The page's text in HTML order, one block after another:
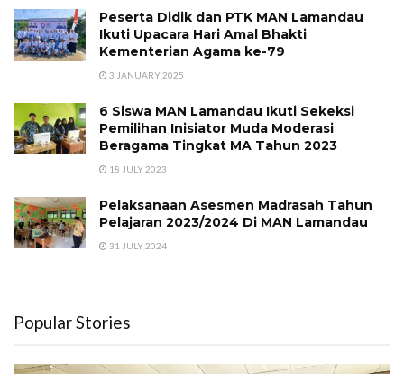
Peserta Didik dan PTK MAN Lamandau
Ikuti Upacara Hari Amal Bhakti
Kementerian Agama ke-79
3 JANUARY 2025
6 Siswa MAN Lamandau Ikuti Sekeksi
Pemilihan Inisiator Muda Moderasi
Beragama Tingkat MA Tahun 2023
18 JULY 2023
Pelaksanaan Asesmen Madrasah Tahun
Pelajaran 2023/2024 Di MAN Lamandau
31 JULY 2024
Popular Stories